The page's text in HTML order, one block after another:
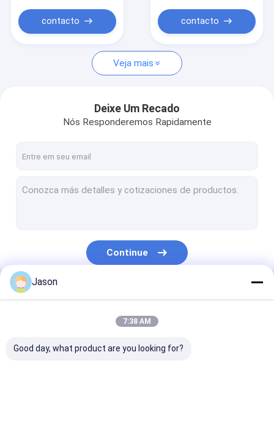
Casos
Solicite um orçamento
Ônibus elétrico da cidade
Ônibus elétrico puro
Ônibus da pousa-copos
Ônibus diesel da cidade
Ônibus do motor diesel
contacto contacto
Veja mais
Deixe Um Recado
Nós Responderemos Rapidamente
Continue
Nossas Categorias
Jason
7:38 AM
Good day, what product are you looking for?